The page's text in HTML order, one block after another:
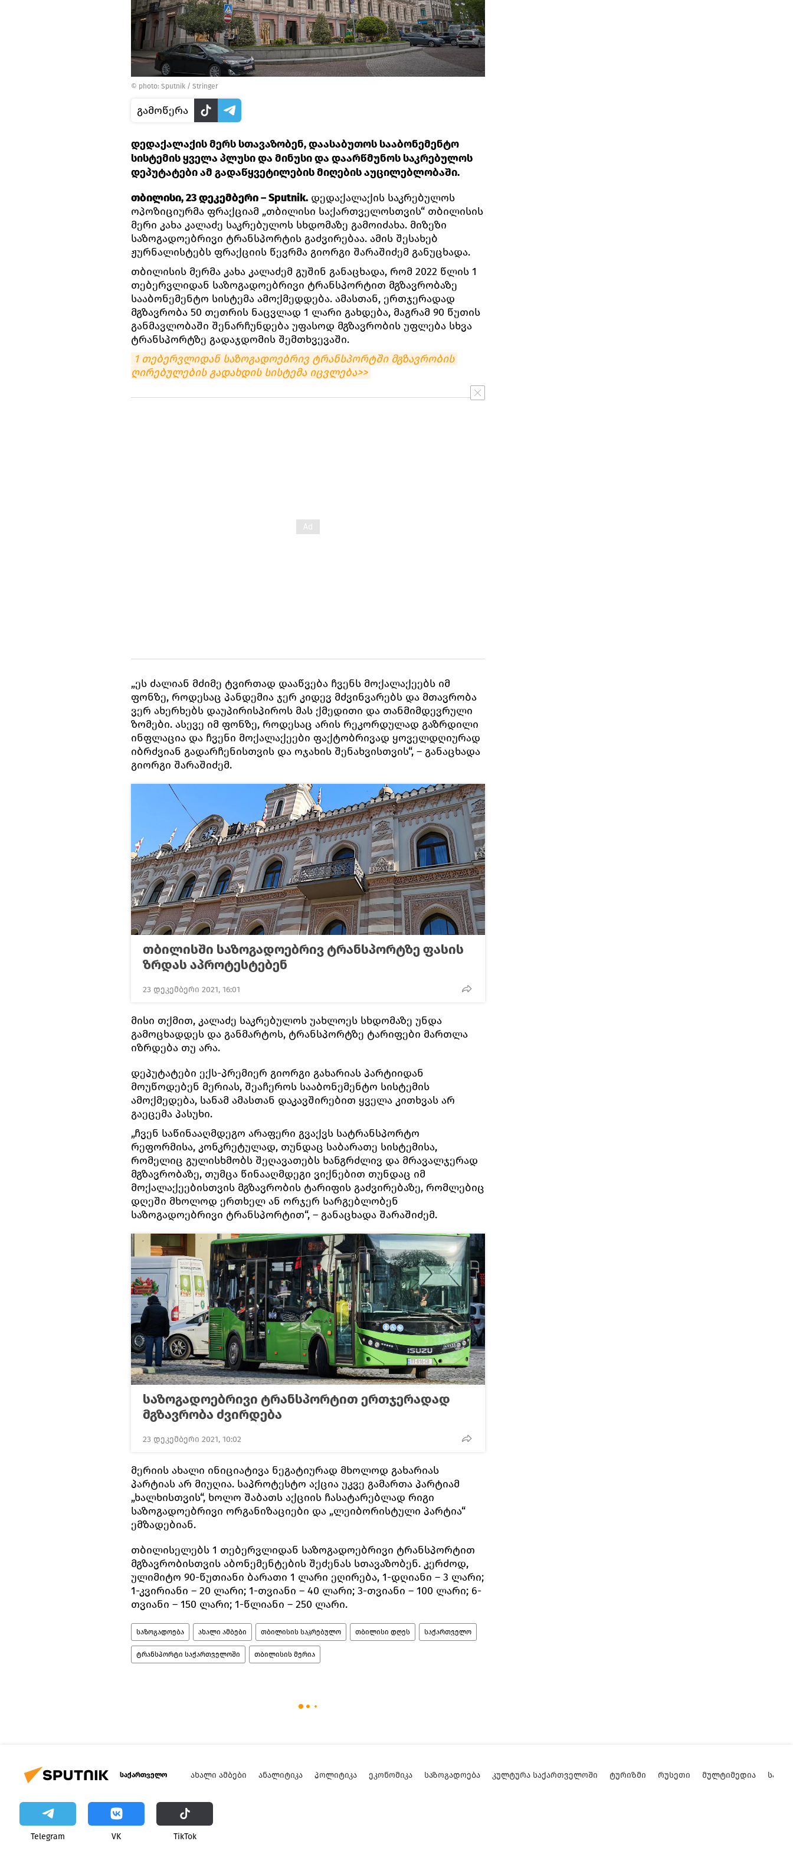
© photo: Sputnik / Stringer
გამოწერა
დედაქალაქის მერს სთავაზობენ, დაასაბუთოს სააბონემენტო
სისტემის ყველა პლუსი და მინუსი და დაარწმუნოს საკრებულოს
დეპუტატები ამ გადაწყვეტილების მიღების აუცილებლობაში.
თბილისი, 23 დეკემბერი – Sputnik. დედაქალაქის საკრებულოს
ოპოზიციურმა ფრაქციამ „თბილისი საქართველოსთვის“ თბილისის
მერი კახა კალაძე საკრებულოს სხდომაზე გამოიძახა. მიზეზი
საზოგადოებრივი ტრანსპორტის გაძვირებაა. ამის შესახებ
ჟურნალისტებს ფრაქციის წევრმა გიორგი შარაშიძემ განუცხადა.
თბილისის მერმა კახა კალაძემ გუშინ განაცხადა, რომ 2022 წლის 1
თებერვლიდან საზოგადოებრივი ტრანსპორტით მგზავრობაზე
სააბონემენტო სისტემა ამოქმედდება. ამასთან, ერთჯერადად
მგზავრობა 50 თეთრის ნაცვლად 1 ლარი გახდება, მაგრამ 90 წუთის
განმავლობაში შენარჩუნდება უფასოდ მგზავრობის უფლება სხვა
ტრანსპორტზე გადაჯდომის შემთხვევაში.
1 თებერვლიდან საზოგადოებრივ ტრანსპორტში მგზავრობის
ღირებულების გადახდის სისტემა იცვლება>>
„ეს ძალიან მძიმე ტვირთად დააწვება ჩვენს მოქალაქეებს იმ
ფონზე, როდესაც პანდემია ჯერ კიდევ მძვინვარებს და მთავრობა
ვერ ახერხებს დაუპირისპიროს მას ქმედითი და თანმიმდევრული
ზომები. ასევე იმ ფონზე, როდესაც არის რეკორდულად გაზრდილი
ინფლაცია და ჩვენი მოქალაქეები ფაქტობრივად ყოველდღიურად
იბრძვიან გადარჩენისთვის და ოჯახის შენახვისთვის“, – განაცხადა
გიორგი შარაშიძემ.
თბილისში საზოგადოებრივ ტრანსპორტზე ფასის
ზრდას აპროტესტებენ
23 დეკემბერი 2021, 16:01
მისი თქმით, კალაძე საკრებულოს უახლოეს სხდომაზე უნდა
გამოცხადდეს და განმარტოს, ტრანსპორტზე ტარიფები მართლა
იზრდება თუ არა.
დეპუტატები ექს-პრემიერ გიორგი გახარიას პარტიიდან
მოუწოდებენ მერიას, შეაჩეროს სააბონემენტო სისტემის
ამოქმედება, სანამ ამასთან დაკავშირებით ყველა კითხვას არ
გაეცემა პასუხი.
„ჩვენ საწინააღმდეგო არაფერი გვაქვს სატრანსპორტო
რეფორმისა, კონკრეტულად, თუნდაც საბარათე სისტემისა,
რომელიც გულისხმობს შეღავათებს ხანგრძლივ და მრავალჯერად
მგზავრობაზე, თუმცა წინააღმდეგი ვიქნებით თუნდაც იმ
მოქალაქეებისთვის მგზავრობის ტარიფის გაძვირებაზე, რომლებიც
დღეში მხოლოდ ერთხელ ან ორჯერ სარგებლობენ
საზოგადოებრივი ტრანსპორტით“, – განაცხადა შარაშიძემ.
საზოგადოებრივი ტრანსპორტით ერთჯერადად
მგზავრობა ძვირდება
23 დეკემბერი 2021, 10:02
მერიის ახალი ინიციატივა ნეგატიურად მხოლოდ გახარიას
პარტიას არ მიუღია. საპროტესტო აქცია უკვე გამართა პარტიამ
„ხალხისთვის“, ხოლო შაბათს აქციის ჩასატარებლად რიგი
საზოგადოებრივი ორგანიზაციები და „ლეიბორისტული პარტია“
ემზადებიან.
თბილისელებს 1 თებერვლიდან საზოგადოებრივი ტრანსპორტით
მგზავრობისთვის აბონემენტების შეძენას სთავაზობენ. კერძოდ,
ულიმიტო 90-წუთიანი ბარათი 1 ლარი ეღირება, 1-დღიანი – 3 ლარი;
1-კვირიანი – 20 ლარი; 1-თვიანი – 40 ლარი; 3-თვიანი – 100 ლარი; 6-
თვიანი – 150 ლარი; 1-წლიანი – 250 ლარი.
საზოგადოება ახალი ამბები თბილისის საკრებულო თბილისი დღეს საქართველო
ტრანსპორტი საქართველოში თბილისის მერია
საქართველო ᲐᲮᲐᲚᲘ ᲐᲛᲑᲔᲑᲘ ᲐᲜᲐᲚᲘᲢᲘᲙᲐ ᲞᲝᲚᲘᲢᲘᲙᲐ ᲔᲙᲝᲜᲝᲛᲘᲙᲐ ᲡᲐᲖᲝᲒᲐᲓᲝᲔᲑᲐ ᲙᲣᲚᲢᲣᲠᲐ ᲡᲐᲥᲐᲠᲗᲕᲔᲚᲝᲨᲘ ᲢᲣᲠᲘᲖᲛᲘ ᲠᲣᲡᲔᲗᲘ ᲛᲣᲚᲢᲘᲛᲔᲓᲘᲐ
Telegram VK ТikТоk